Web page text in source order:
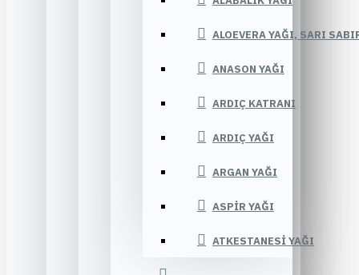
ALOEVERA YAĞI, SARI
ANASON YAĞI
ARDIÇ KATRANI
ARDIÇ YAĞI
ARGAN YAĞI
ASPIR YAĞI
ATKESTANESI YAĞI